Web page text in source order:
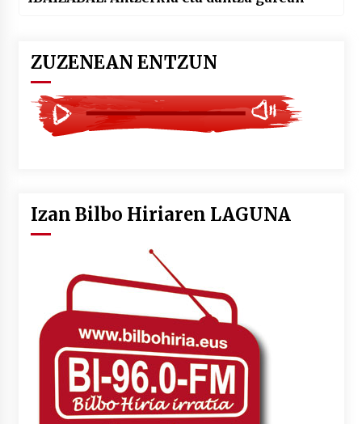
ZUZENEAN ENTZUN
Izan Bilbo Hiriaren LAGUNA